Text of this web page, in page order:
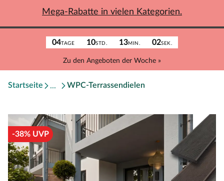
04TAGE 10STD. 13MIN. 02SEK.
Zu den Angeboten der Woche »
Mega-Rabatte in vielen Kategorien.
Startseite WPC-Terrassendielen
-38% UVP